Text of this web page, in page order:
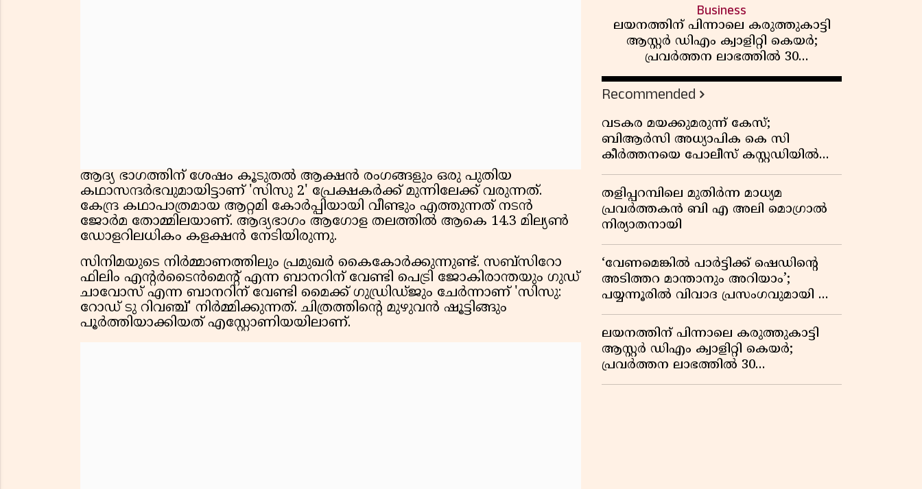
ആദ്യ ഭാഗത്തിന് ശേഷം കൂടുതൽ ആക്ഷൻ രംഗങ്ങളും ഒരു പുതിയ
കഥാസന്ദർഭവുമായിട്ടാണ് 'സിസു 2' പ്രേക്ഷകർക്ക് മുന്നിലേക്ക് വരുന്നത്.
കേന്ദ്ര കഥാപാത്രമായ ആറ്റമി കോർപ്പിയായി വീണ്ടും എത്തുന്നത് നടൻ
ജോർമ തോമ്മിലയാണ്. ആദ്യഭാഗം ആഗോള തലത്തിൽ ആകെ 14.3 മില്യൺ
ഡോളറിലധികം കളക്ഷൻ നേടിയിരുന്നു.
സിനിമയുടെ നിർമ്മാണത്തിലും പ്രമുഖർ കൈകോർക്കുന്നുണ്ട്. സബ്സിറോ
ഫിലിം എന്റർടൈൻമെൻ്റ് എന്ന ബാനറിന് വേണ്ടി പെട്രി ജോകിരാന്തയും ഗുഡ്
ചാവോസ് എന്ന ബാനറിന് വേണ്ടി മൈക്ക് ഗുഡ്രിഡ്‌ജും ചേർന്നാണ് 'സിസു:
റോഡ് ടു റിവഞ്ച്' നിർമ്മിക്കുന്നത്. ചിത്രത്തിൻ്റെ മുഴുവൻ ഷൂട്ടിങ്ങും
പൂർത്തിയാക്കിയത് എസ്റ്റോണിയയിലാണ്.
Business
ലയനത്തിന് പിന്നാലെ കരുത്തുകാട്ടി
ആസ്റ്റർ ഡിഎം ക്വാളിറ്റി കെയർ;
പ്രവർത്തന ലാഭത്തിൽ 30
ശതമാനത്തിൻ്റെ വളർച്ച,
വരുമാനത്തിലും ലാഭത്തിലും വൻ
കുതിപ്പ് രേഖപ്പെടുത്തി ആദ്യ പാദ
റിപ്പോർട്ട് പുറത്ത്
Recommended
വടകര മയക്കുമരുന്ന് കേസ്;
ബിആർസി അധ്യാപിക കെ സി
കീർത്തനയെ പോലീസ് കസ്റ്റഡിയിൽ
വിട്ടു
തളിപ്പറമ്പിലെ മുതിർന്ന മാധ്യമ
പ്രവർത്തകൻ ബി എ അലി മൊഗ്രാൽ
നിര്യാതനായി
‘വേണമെങ്കിൽ പാർട്ടിക്ക് ഷെഡിൻ്റെ
അടിത്തറ മാന്താനും അറിയാം’;
പയ്യന്നൂരിൽ വിവാദ പ്രസംഗവുമായി കെ
കെ രാഗേഷ്
ലയനത്തിന് പിന്നാലെ കരുത്തുകാട്ടി
ആസ്റ്റർ ഡിഎം ക്വാളിറ്റി കെയർ;
പ്രവർത്തന ലാഭത്തിൽ 30
ശതമാനത്തിൻ്റെ വളർച്ച,